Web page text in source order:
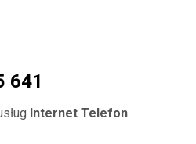
641
Internet Telefon